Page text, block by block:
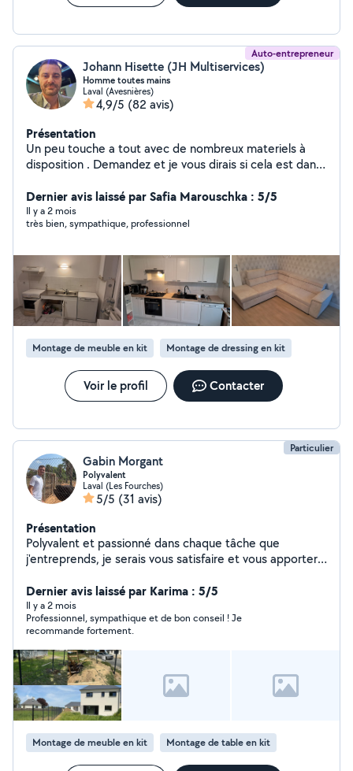
Auto-entrepreneur
Johann Hisette (JH Multiservices)
Homme toutes mains
Laval (Avesnières)
4,9/5 (82 avis)
Présentation
Un peu touche a tout avec de nombreux materiels à
disposition . Demandez et je vous dirais si cela est dans
Dernier avis laissé par Safia Marouschka : 5/5
Il y a 2 mois
très bien, sympathique, professionnel
Montage de meuble en kit Montage de dressing en kit
Voir le profil Contacter
Particulier
Gabin Morgant
Polyvalent
Laval (Les Fourches)
5/5 (31 avis)
Présentation
Polyvalent et passionné dans chaque tâche que
j'entreprends, je serais vous satisfaire et vous apporter
organisé je serais réaliser chaque prestation dans le
temps accordé à des prix malin Domaine d'activité -
rénovation / entretien / création d'espaces vert -
location / achat de matériel -évacuation de déchets /
livraison de bien Et d'autres encore
Dernier avis laissé par Karima : 5/5
Il y a 2 mois
Professionnel, sympathique et de bon conseil ! Je
recommande fortement.
Montage de meuble en kit Montage de table en kit